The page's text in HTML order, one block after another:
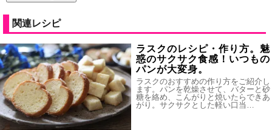
関連レシピ
ラスクのレシピ・作り方。魅
惑のサクサク食感！いつもの
パンが大変身。
ラスクのおすすめの作り方をご紹介し
ます。パンを乾燥させて、バターと砂
糖を絡め、こんがりと焼いたらできあ
がり。サクサクとした軽い口当…